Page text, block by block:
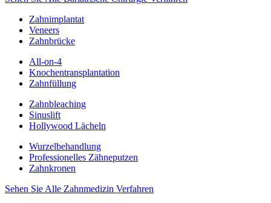
Zahnimplantat
Veneers
Zahnbrücke
All-on-4
Knochentransplantation
Zahnfüllung
Zahnbleaching
Sinuslift
Hollywood Lächeln
Wurzelbehandlung
Professionelles Zähneputzen
Zahnkronen
Sehen Sie Alle Zahnmedizin Verfahren